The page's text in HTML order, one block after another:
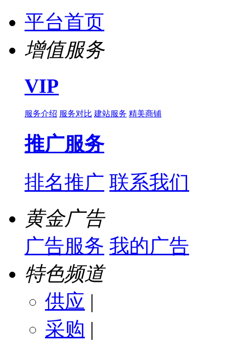
平台首页
增值服务
VIP
服务介绍 服务对比 建站服务 精美商铺
推广服务
排名推广 联系我们
黄金广告
广告服务 我的广告
特色频道
供应 |
采购 |